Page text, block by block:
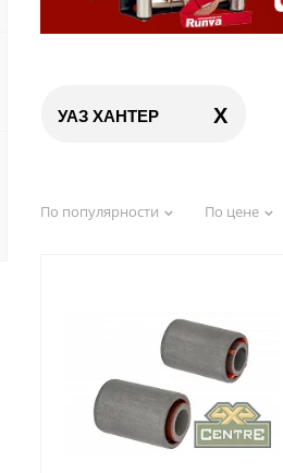
УАЗ ХАНТЕР X
По популярности По цене